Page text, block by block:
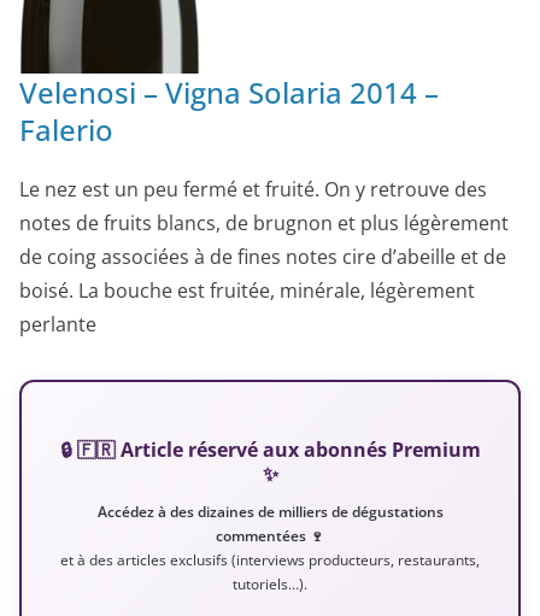
Velenosi – Vigna Solaria 2014 –
Falerio
Le nez est un peu fermé et fruité. On y retrouve des
notes de fruits blancs, de brugnon et plus légèrement
de coing associées à de fines notes cire d’abeille et de
boisé. La bouche est fruitée, minérale, légèrement
perlante
🔒 🇫🇷 Article réservé aux abonnés Premium
✨
Accédez à des dizaines de milliers de dégustations
commentées 🍷
et à des articles exclusifs (interviews producteurs, restaurants,
tutoriels…).